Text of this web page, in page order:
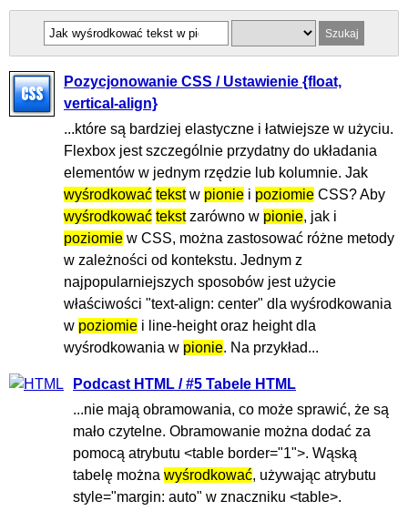
Pozycjonowanie CSS / Ustawienie {float,
vertical-align}
...które są bardziej elastyczne i łatwiejsze w użyciu.
Flexbox jest szczególnie przydatny do układania
elementów w jednym rzędzie lub kolumnie. Jak
wyśrodkować tekstw pionie i poziomie CSS? Aby
wyśrodkować tekstzarówno w pionie, jak i
poziomie w CSS, można zastosować różne metody
w zależności od kontekstu. Jednym z
najpopularniejszych sposobów jest użycie
właściwości "text-align: center" dla wyśrodkowania
w poziomie i line-height oraz height dla
wyśrodkowania w pionie. Na przykład...
Podcast HTML / #5 Tabele HTML
...nie mają obramowania, co może sprawić, że są
mało czytelne. Obramowanie można dodać za
pomocą atrybutu <table border="1">. Wąską
tabelę można wyśrodkować, używając atrybutu
style="margin: auto" w znaczniku <table>.